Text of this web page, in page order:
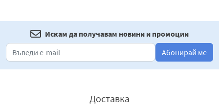
Искам да получавам новини и промоции
Абонирай ме
Доставка